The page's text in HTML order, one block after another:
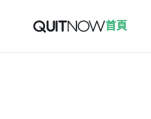
首頁